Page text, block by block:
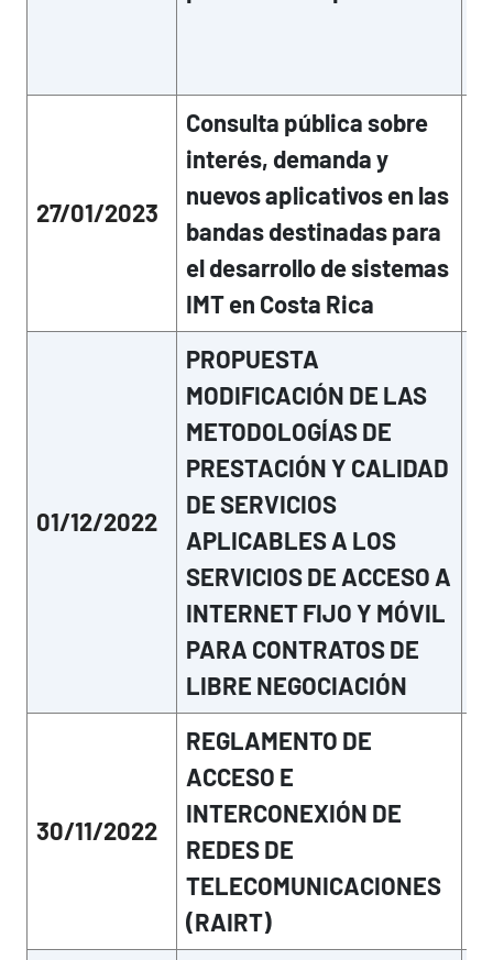
27/01/2023
Consulta pública sobre
interés, demanda y
nuevos aplicativos en las
bandas destinadas para
el desarrollo de sistemas
IMT en Costa Rica
01/12/2022
PROPUESTA
MODIFICACIÓN DE LAS
METODOLOGÍAS DE
PRESTACIÓN Y CALIDAD
DE SERVICIOS
APLICABLES A LOS
SERVICIOS DE ACCESO A
INTERNET FIJO Y MÓVIL
PARA CONTRATOS DE
LIBRE NEGOCIACIÓN
30/11/2022
REGLAMENTO DE
ACCESO E
INTERCONEXIÓN DE
REDES DE
TELECOMUNICACIONES
(RAIRT)